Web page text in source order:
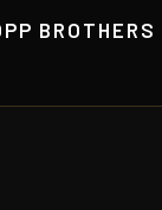
BROTHERS